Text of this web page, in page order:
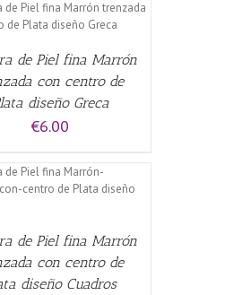
de Piel fina Marrón
con centro de
diseño Greca
€6.00
de Piel fina Marrón
con centro de
diseño Cuadros